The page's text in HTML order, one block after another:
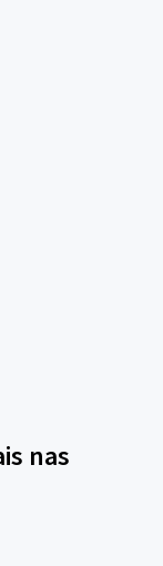
nas